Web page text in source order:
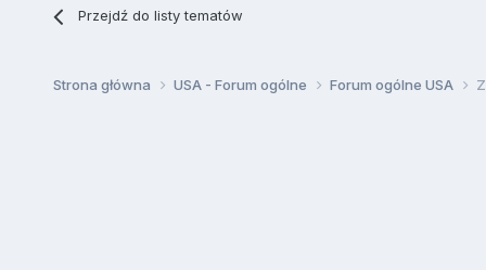
Przejdź do listy tematów
Strona główna USA - Forum ogólne Forum ogólne USA